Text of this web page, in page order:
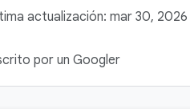
actualización: mar 30, 2026
por un Googler